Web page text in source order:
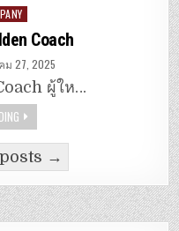
Coach
27, 2025
ผู้ให…
→